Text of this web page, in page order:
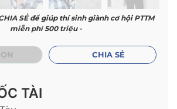
SẺ để giúp thí sinh giành cơ hội PTTM
miễn phí 500 triệu -
CHIA SẺ
TÀI